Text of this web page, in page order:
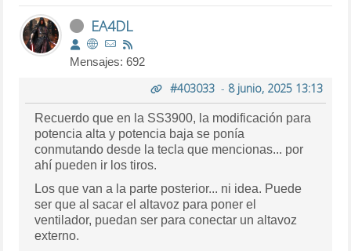
EA4DL
Mensajes: 692
#403033- 8 junio, 2025 13:13
Recuerdo que en la SS3900, la modificación para
potencia alta y potencia baja se ponía
conmutando desde la tecla que mencionas... por
ahí pueden ir los tiros.
Los que van a la parte posterior... ni idea. Puede
ser que al sacar el altavoz para poner el
ventilador, puedan ser para conectar un altavoz
externo.